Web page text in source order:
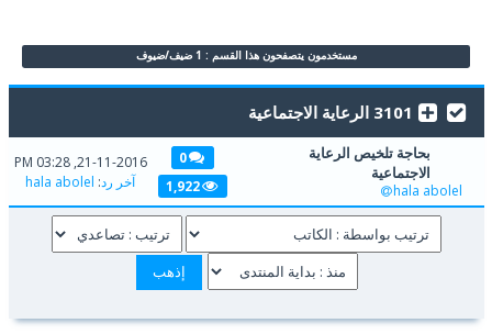
مستخدمون يتصفحون هذا القسم : 1 ضيف/ضيوف
3101 الرعاية الاجتماعية
بحاجة تلخيص الرعاية
الاجتماعية
hala abolel
0
1,922
21-11-2016, 03:28 PM
آخر رد:
hala abolel